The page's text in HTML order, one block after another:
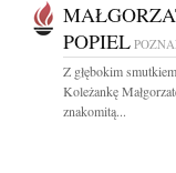
POPIEL
Z głębokim
Koleżankę
znakomitą...